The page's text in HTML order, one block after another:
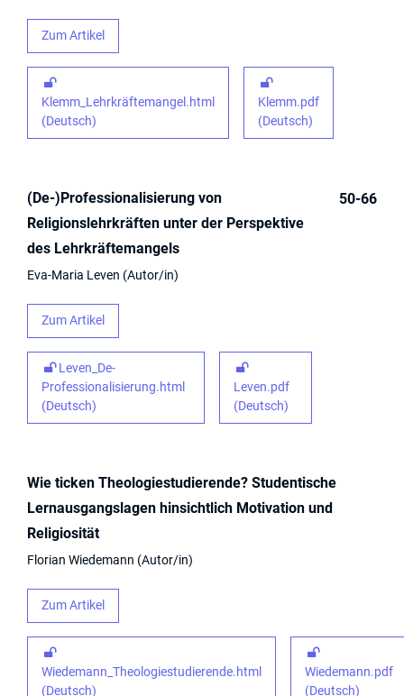
Zum Artikel
Klemm_Lehrkräftemangel.html
(Deutsch)
Klemm.pdf
(Deutsch)
(De-)Professionalisierung von
Religionslehrkräften unter der Perspektive
des Lehrkräftemangels
Eva-Maria Leven Autor/in
Zum Artikel
Leven_De-
Professionalisierung.html
(Deutsch)
Leven.pdf
(Deutsch)
50-66
Wie ticken Theologiestudierende? Studentische
Lernausgangslagen hinsichtlich Motivation und
Religiosität
Florian Wiedemann Autor/in
Zum Artikel
Wiedemann_Theologiestudierende.html
(Deutsch)
Wiedemann.pdf
(Deutsch)